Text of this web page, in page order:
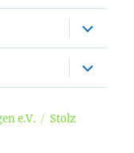
anzeigen
anzeigen
e.V.
Stolz